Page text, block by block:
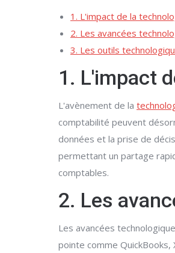
1. L'impact de la
2. Les avancées
3. Les outils
1. L'impact
L'avènement de la
comptabilité peuvent
données et la prise de
permettant un partage
comptables.
2. Les
Les avancées
pointe comme